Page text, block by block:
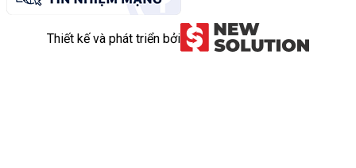
Thiết kế và phát triển bởi